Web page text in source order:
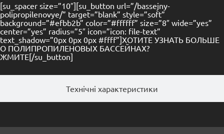
Технічні характеристики
[su_spacer size=”10″][su_button url=”/bassejny-
polipropilenovye/” target=”blank” style=”soft”
background=”#efbb2b” color=”#ffffff” size=”8″ wide=”yes”
center=”yes” radius=”5″ icon=”icon: file-text”
text_shadow=”0px 0px 0px #ffff”]ХОТИТЕ УЗНАТЬ БОЛЬШЕ
О ПОЛИПРОПИЛЕНОВЫХ БАССЕЙНАХ?
ЖМИТЕ[/su_button]